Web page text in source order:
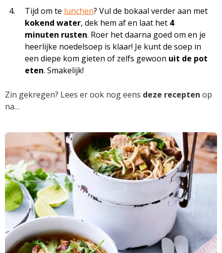
Tijd om te lunchen? Vul de bokaal verder aan met
kokend water, dek hem af en laat het 4
minuten rusten. Roer het daarna goed om en je
heerlijke noedelsoep is klaar! Je kunt de soep in
een diepe kom gieten of zelfs gewoon uit de pot
eten. Smakelijk!
Zin gekregen? Lees er ook nog eens deze recepten op
na…